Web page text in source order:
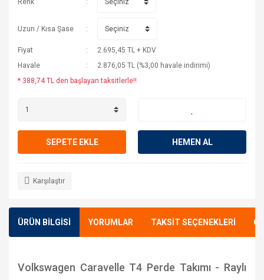
Renk
Uzun / Kısa Şase
Fiyat
2.695,45 TL + KDV
Havale
2.876,05 TL (%3,00 havale indirimi)
* 388,74 TL den başlayan taksitlerle!!
SEPETE EKLE HEMEN AL
Karşılaştır
ÜRÜN BİLGİSİ YORUMLAR TAKSİT SEÇENEKLERİ
Volkswagen Caravelle T4 Perde Takımı - Raylı